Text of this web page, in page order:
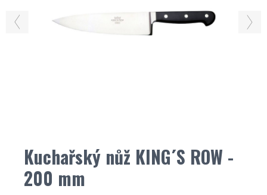
Kuchařský nůž KING´S ROW -
200 mm